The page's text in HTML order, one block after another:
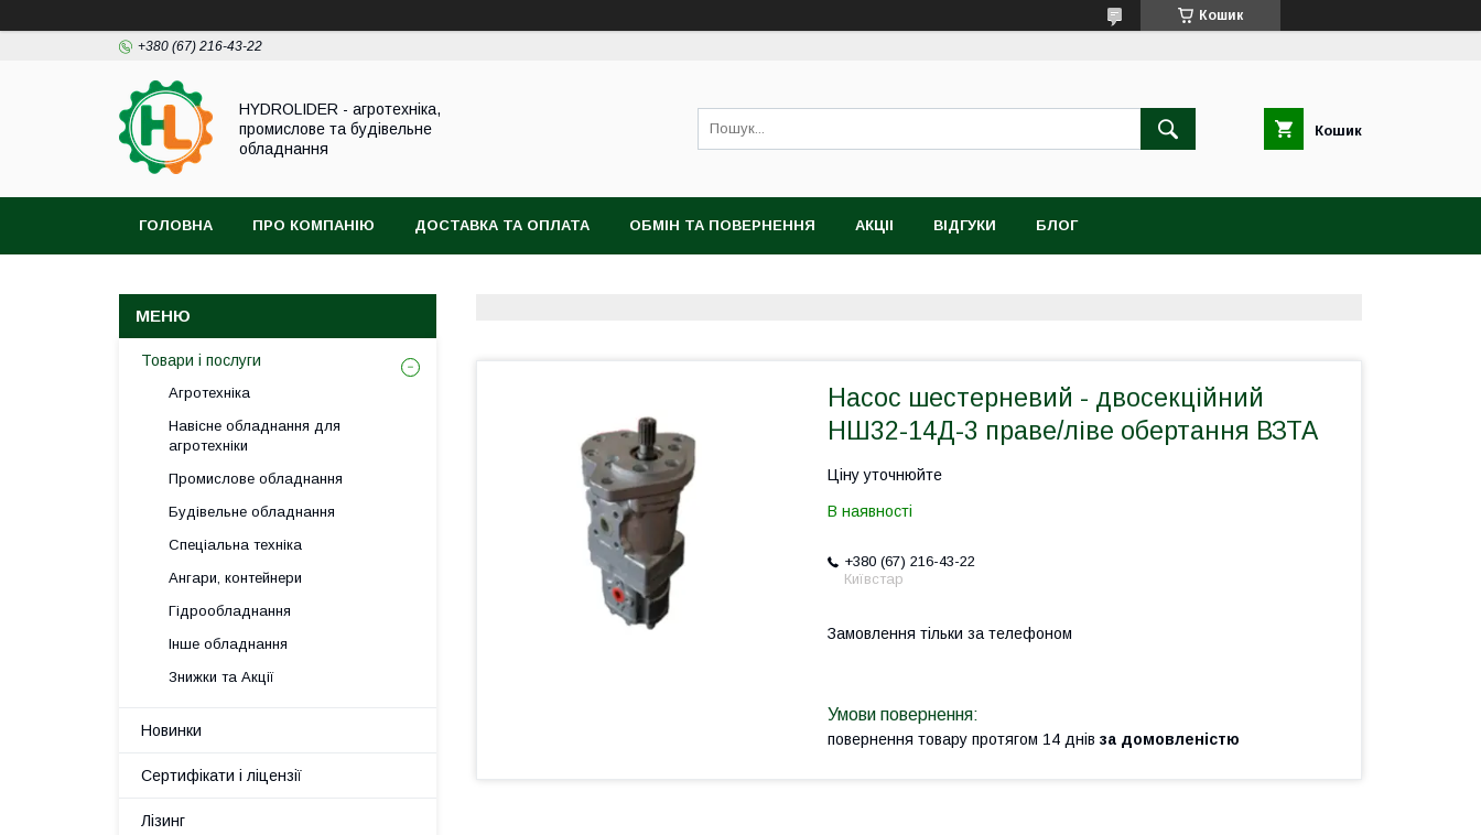
Кошик
+380 (67) 216-43-22
HYDROLIDER - агротехніка,
промислове та будівельне
обладнання
Кошик
ГОЛОВНА ПРО КОМПАНІЮ ДОСТАВКА ТА ОПЛАТА ОБМІН ТА ПОВЕРНЕННЯ АКЦІІ ВІДГУКИ БЛОГ
Насос шестерневий - двосекційний
НШ32-14Д-3 праве/ліве обертання ВЗТА
Ціну уточнюйте
В наявності
+380 (67) 216-43-22
Київстар
Замовлення тільки за телефоном
повернення товару протягом 14 днів за домовленістю
Товари і послуги
Агротехніка
Навісне обладнання для
агротехніки
Промислове обладнання
Будівельне обладнання
Спеціальна техніка
Ангари, контейнери
Гідрообладнання
Інше обладнання
Знижки та Акції
Новинки
Сертифікати і ліцензії
Лізинг